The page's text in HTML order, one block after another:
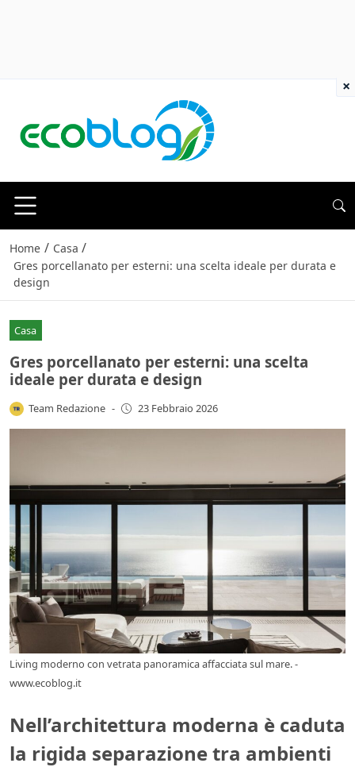
Home / Casa /
Gres porcellanato per esterni: una scelta ideale per durata e
design
Casa
Gres porcellanato per esterni: una scelta
ideale per durata e design
Team Redazione - 23 Febbraio 2026
Living moderno con vetrata panoramica affacciata sul mare. -
www.ecoblog.it
Nell’architettura moderna è caduta
la rigida separazione tra ambienti
×